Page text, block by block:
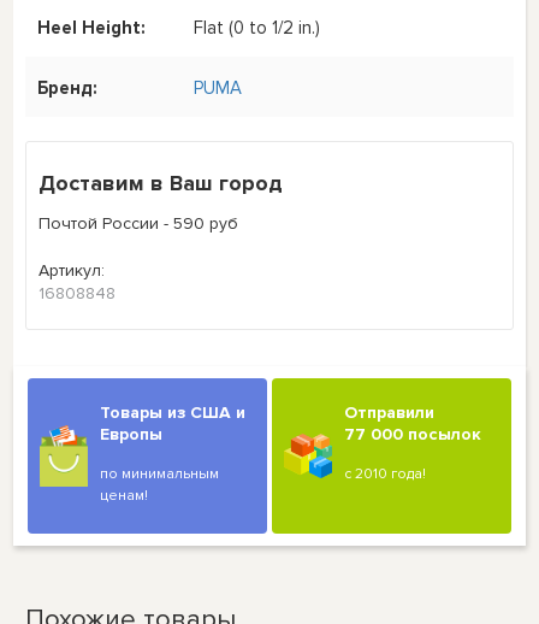
Heel Height: Flat (0 to 1/2 in.)
Бренд: PUMA
Доставим в Ваш город
Почтой России - 590 руб
Артикул:
16808848
Товары из США и
Европы
по минимальным
ценам!
Отправили
77 000 посылок
с 2010 года!